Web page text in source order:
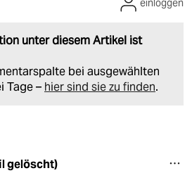
unter diesem Artikel ist
bei ausgewählten
Tage – hier sind sie zu finden.
einloggen
gelöscht)